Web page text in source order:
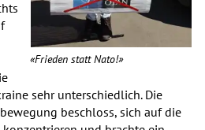
«Frieden statt Nato!»
sehr unterschiedlich. Die
beschloss, sich auf die